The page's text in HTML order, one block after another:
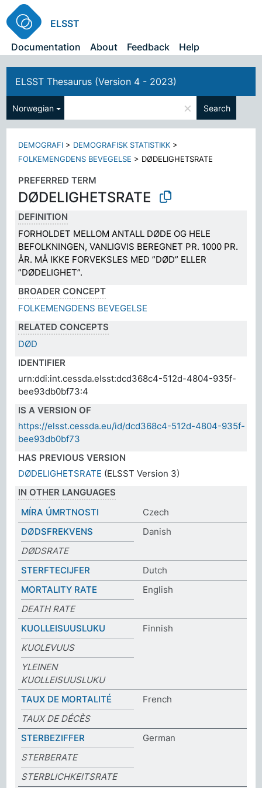
ELSST
Documentation
About Feedback Help
ELSST Thesaurus (Version 4 - 2023)
Norwegian × Search
DEMOGRAFI > DEMOGRAFISK STATISTIKK >
FOLKEMENGDENS BEVEGELSE > DØDELIGHETSRATE
PREFERRED TERM
DØDELIGHETSRATE
DEFINITION
FORHOLDET MELLOM ANTALL DØDE OG HELE
BEFOLKNINGEN, VANLIGVIS BEREGNET PR. 1000 PR.
ÅR. MÅ IKKE FORVEKSLES MED ”DØD” ELLER
”DØDELIGHET”.
BROADER CONCEPT
FOLKEMENGDENS BEVEGELSE
RELATED CONCEPTS
DØD
IDENTIFIER
urn:ddi:int.cessda.elsst:dcd368c4-512d-4804-935f-
bee93db0bf73:4
IS A VERSION OF
https://elsst.cessda.eu/id/dcd368c4-512d-4804-935f-
bee93db0bf73
HAS PREVIOUS VERSION
DØDELIGHETSRATE (ELSST Version 3)
IN OTHER LANGUAGES
MÍRA ÚMRTNOSTI
Czech
DØDSFREKVENS
Danish
DØDSRATE
STERFTECIJFER
Dutch
MORTALITY RATE
English
DEATH RATE
KUOLLEISUUSLUKU
Finnish
KUOLEVUUS
YLEINEN
KUOLLEISUUSLUKU
TAUX DE MORTALITÉ
French
TAUX DE DÉCÈS
STERBEZIFFER
German
STERBERATE
STERBLICHKEITSRATE